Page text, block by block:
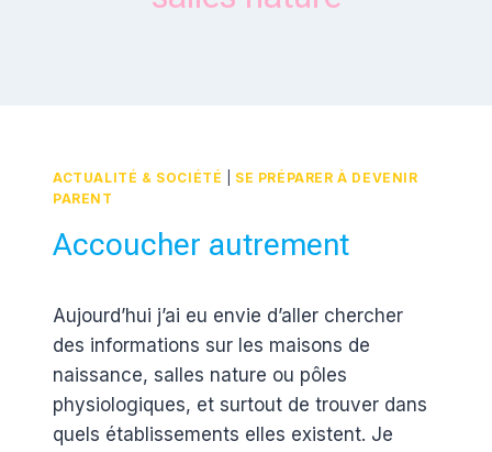
ACTUALITÉ & SOCIÉTÉ
SE PRÉPARER À DEVENIR
PARENT
Accoucher autrement
Estelle
Aujourd’hui j’ai eu envie d’aller chercher
des informations sur les maisons de
naissance, salles nature ou pôles
physiologiques, et surtout de trouver dans
quels établissements elles existent. Je